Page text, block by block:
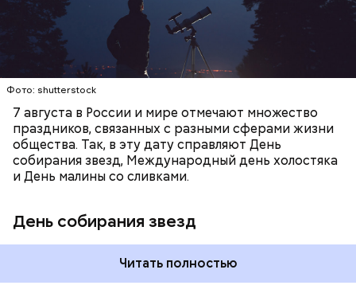
Фото: shutterstock
7 августа в России и мире отмечают множество
праздников, связанных с разными сферами жизни
общества. Так, в эту дату справляют День
собирания звезд, Международный день холостяка
и День малины со сливками.
День собирания звезд
Читать полностью
кабачок;
петрушка;
оливковое масло;